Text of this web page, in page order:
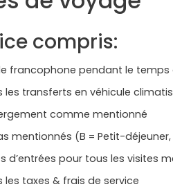
compris:
francophone pendant le temps
les transferts en véhicule
comme mentionné
mentionnés (B = Petit-déjeuner,
d’entrées pour tous les visites
les taxes & frais de service